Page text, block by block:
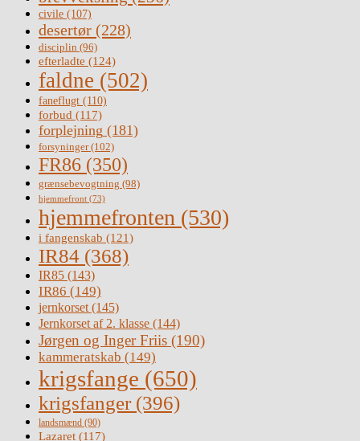
civile (107)
desertør (228)
disciplin (96)
efterladte (124)
faldne (502)
faneflugt (110)
forbud (117)
forplejning (181)
forsyninger(102)
FR86 (350)
grænsebevogtning (98)
hjemmefront (73)
hjemmefronten (530)
i fangenskab (121)
IR84 (368)
IR85 (143)
IR86 (149)
jernkorset(145)
Jernkorset af 2. klasse (144)
Jørgen og Inger Friis (190)
kammeratskab (149)
krigsfange (650)
krigsfanger (396)
landsmænd (90)
Lazaret (117)